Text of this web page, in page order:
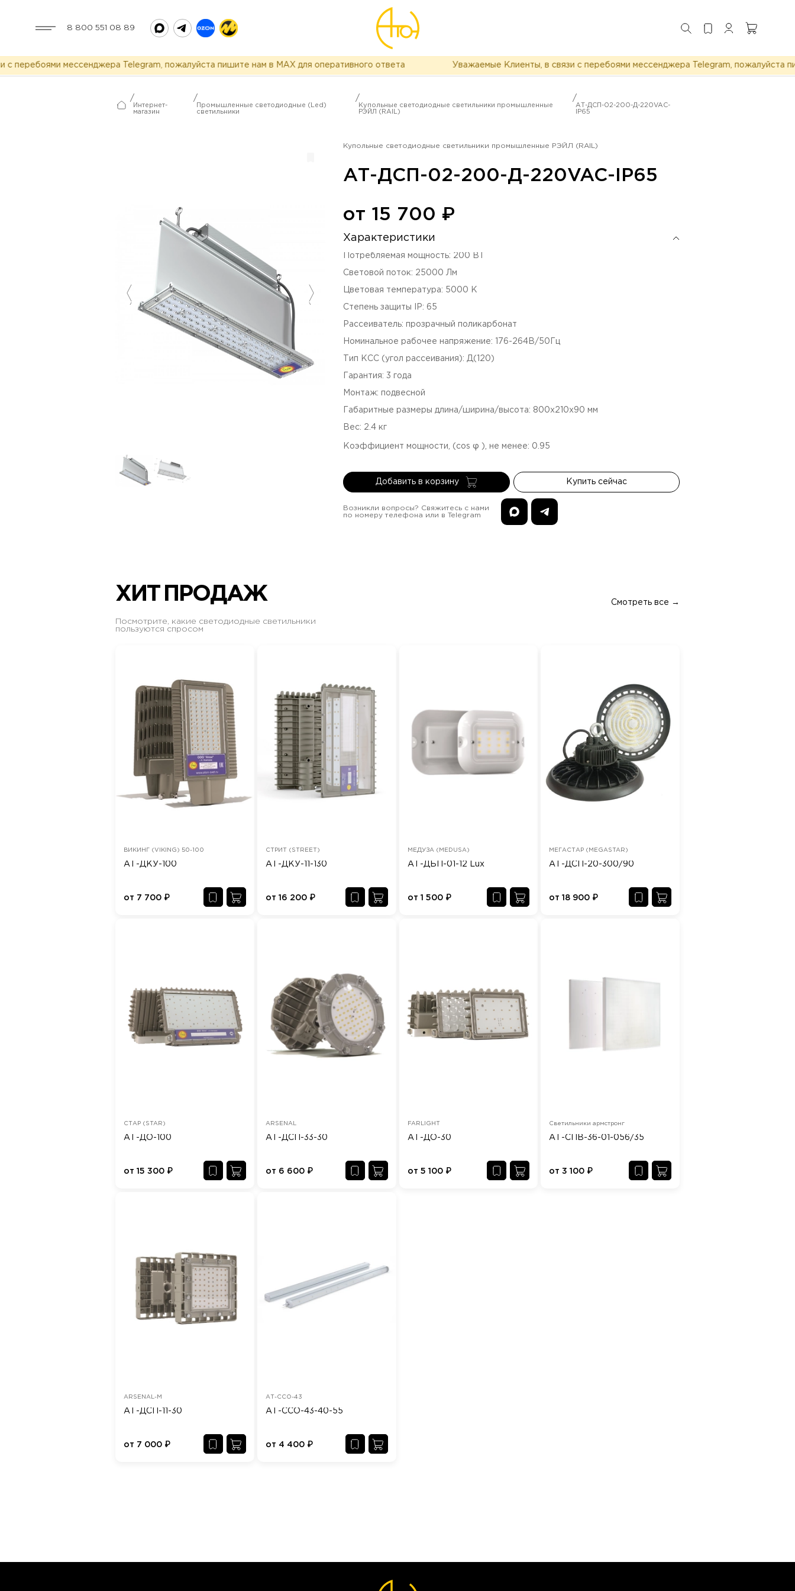
8 800 551 08 89
мессенджера Telegram, пожалуйста пишите нам в MAX для оперативного ответа Уважаемые Клиенты, в связи с перебоями мессенджера Telegram, пожалуйста
/
Интернет-
магазин
/
Промышленные светодиодные (Led)
светильники
/
Купольные светодиодные светильники промышленные
РЭЙЛ (RAIL)
/
АТ-ДСП-02-200-Д-220VAC-
IP65
Купольные светодиодные светильники промышленные РЭЙЛ (RAIL)
АТ-ДСП-02-200-Д-220VAC-IP65
от 15 700 ₽
Характеристики
Потребляемая мощность: 200 ВТ
Световой поток: 25000 Лм
Цветовая температура: 5000 К
Степень защиты IP: 65
Рассеиватель: прозрачный поликарбонат
Номинальное рабочее напряжение: 176-264В/50Гц
Тип КСС (угол рассеивания): Д(120)
Гарантия: 3 года
Монтаж: подвесной
Габаритные размеры длина/ширина/высота: 800х210х90 мм
Вес: 2.4 кг
Коэффициент мощности, (cos φ ), не менее: 0.95
Добавить в корзину Купить сейчас
Возникли вопросы? Свяжитесь с нами
по номеру телефона или в Telegram
ХИТ ПРОДАЖ Смотреть все →
Посмотрите, какие светодиодные светильники
пользуются спросом
ВИКИНГ (VIKING) 50-100
АТ-ДКУ-100
от 7 700 ₽
СТРИТ (STREET)
АТ-ДКУ-11-130
от 16 200 ₽
МЕДУЗА (MEDUSA)
АТ-ДБП-01-12 Lux
от 1 500 ₽
МЕГАСТАР (MEGASTAR)
АТ-ДСП-20-300/90
от18 900 ₽
СТАР (STAR)
АТ-ДО-100
от 15 300 ₽
ARSENAL
АТ-ДСП-33-30
от 6 600 ₽
FARLIGHT
АТ-ДО-30
от 5 100 ₽
Светильники армстронг
АТ-СПВ-36-01-056/35
от3 100 ₽
ARSENAL-M
АТ-ДСП-11-30
от 7 000 ₽
АТ-ССО-43
АТ-ССО-43-40-55
от 4 400 ₽